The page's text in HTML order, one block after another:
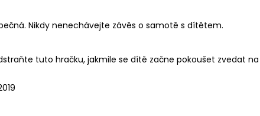
Nikdy nenechávejte závěs o samotě s dítětem.
tuto hračku, jakmile se dítě začne pokoušet zvedat